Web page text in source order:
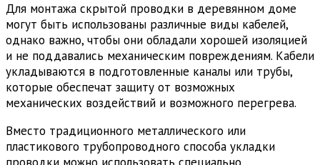
Для монтажа скрытой проводки в деревянном доме
могут быть использованы различные виды кабелей,
однако важно, чтобы они обладали хорошей изоляцией
и не поддавались механическим повреждениям. Кабели
укладываются в подготовленные каналы или трубы,
которые обеспечат защиту от возможных
механических воздействий и возможного перегрева.
Вместо традиционного металлического или
пластикового трубопроводного способа укладки